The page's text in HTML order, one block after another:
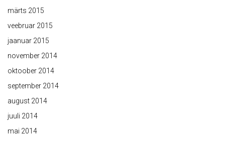
märts 2015
veebruar 2015
jaanuar 2015
november 2014
oktoober 2014
september 2014
august 2014
juuli 2014
mai 2014